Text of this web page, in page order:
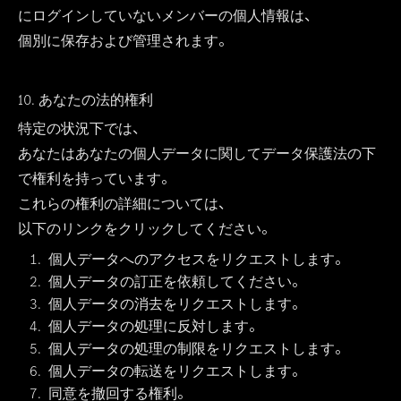
にログインしていないメンバーの個人情報は、
個別に保存および管理されます。
10. あなたの法的権利
特定の状況下では、
あなたはあなたの個人データに関してデータ保護法の下
で権利を持っています。
これらの権利の詳細については、
以下のリンクをクリックしてください。
個人データへのアクセスをリクエストします。
個人データの訂正を依頼してください。
個人データの消去をリクエストします。
個人データの処理に反対します。
個人データの処理の制限をリクエストします。
個人データの転送をリクエストします。
同意を撤回する権利。